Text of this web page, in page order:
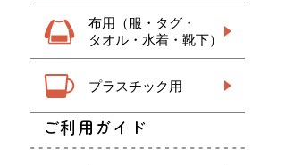
布用（服・タグ・
タオル・水着・靴下）
プラスチック用
ご利用ガイド